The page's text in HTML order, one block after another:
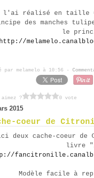
l'ai réalisé en taille
des manches
le
http://
par melamelo à 10:56 -
aimez ? 0 vote
2015
coeur de
deux cache-coeur
livre
Modèle facile à